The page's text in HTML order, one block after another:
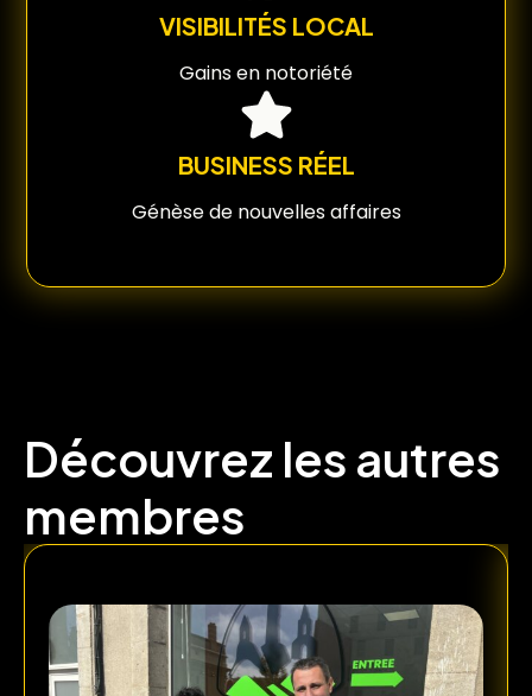
VISIBILITÉS LOCAL
Gains en notoriété
BUSINESS RÉEL
Génèse de nouvelles affaires
Découvrez les autres
membres